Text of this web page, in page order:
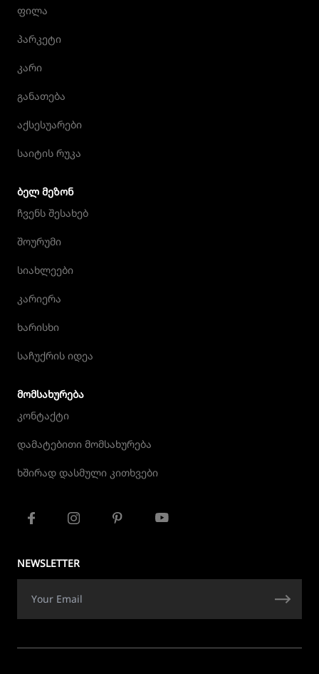
ფილა
პარკეტი
კარი
განათება
აქსესუარები
საიტის რუკა
ᲑᲔᲚ ᲛᲔᲖᲝᲜ
ჩვენს შესახებ
შოურუმი
სიახლეები
კარიერა
ხარისხი
საჩუქრის იდეა
ᲛᲝᲛᲡᲐᲮᲣᲠᲔᲑᲐ
კონტაქტი
დამატებითი მომსახურება
ხშირად დასმული კითხვები
NEWSLETTER